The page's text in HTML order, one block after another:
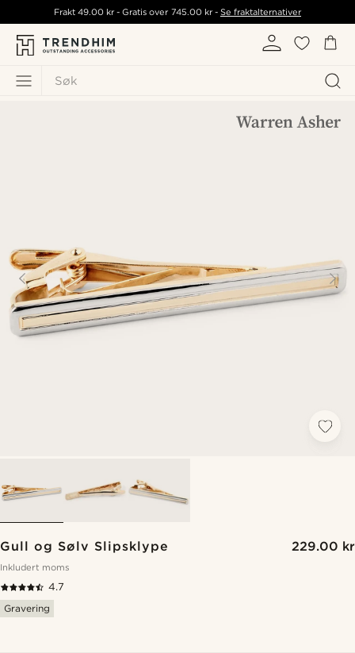
Søk
Frakt49.00 kr - Gratis over 745.00 kr- Se fraktalternativer
Gull og Sølv Slipsklype 229.00 kr
Inkludert moms
4.7
Gravering